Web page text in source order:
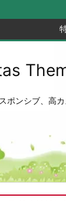
ポンシブ、高